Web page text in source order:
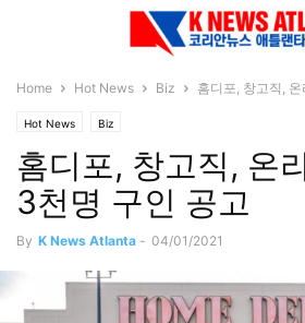
Home Hot News Biz 홈디포, 창고직,
Hot News Biz
홈디포, 창고직, 온
3천명 구인 공고
By K News Atlanta - 04/01/2021